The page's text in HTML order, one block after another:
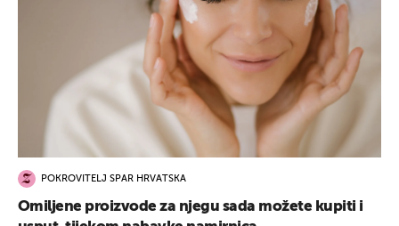
POKROVITELJ SPAR HRVATSKA
Omiljene proizvode za njegu sada možete kupiti i